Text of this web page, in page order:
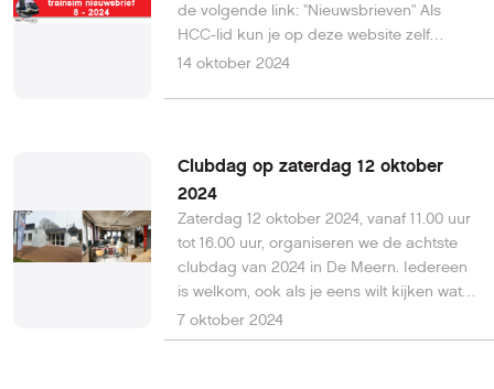
bijeenkomst op de website van de
HCC!CompUsers. Dit artikel is op 24
oktober 2024 bijgewerkt met actuele
de volgende link: "Nieuwsbrieven" Als
HCC-lid kun je op deze website zelf
regelen welke nieuwsbrieven je van de
instructies hoe je je kunt aan- en afmelden
voor onze nieuwsbrief of de overige
nieuwsbrieven van de HCC.
14 oktober 2024
Clubdag op zaterdag 12 oktober
2024
Zaterdag 12 oktober 2024, vanaf 11.00 uur
tot 16.00 uur, organiseren we de achtste
clubdag van 2024 in De Meern. Iedereen
is welkom, ook als je eens wilt kijken wat
we allemaal op onze clubdag doen. Vorige
clubdag konden we al wat laten zien van
7 oktober 2024